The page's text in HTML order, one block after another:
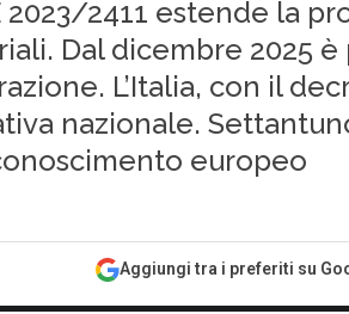
2023/2411 estende la
Dal dicembre 2025
L’Italia, con il
nazionale.
europeo
Aggiungi tra i preferiti su